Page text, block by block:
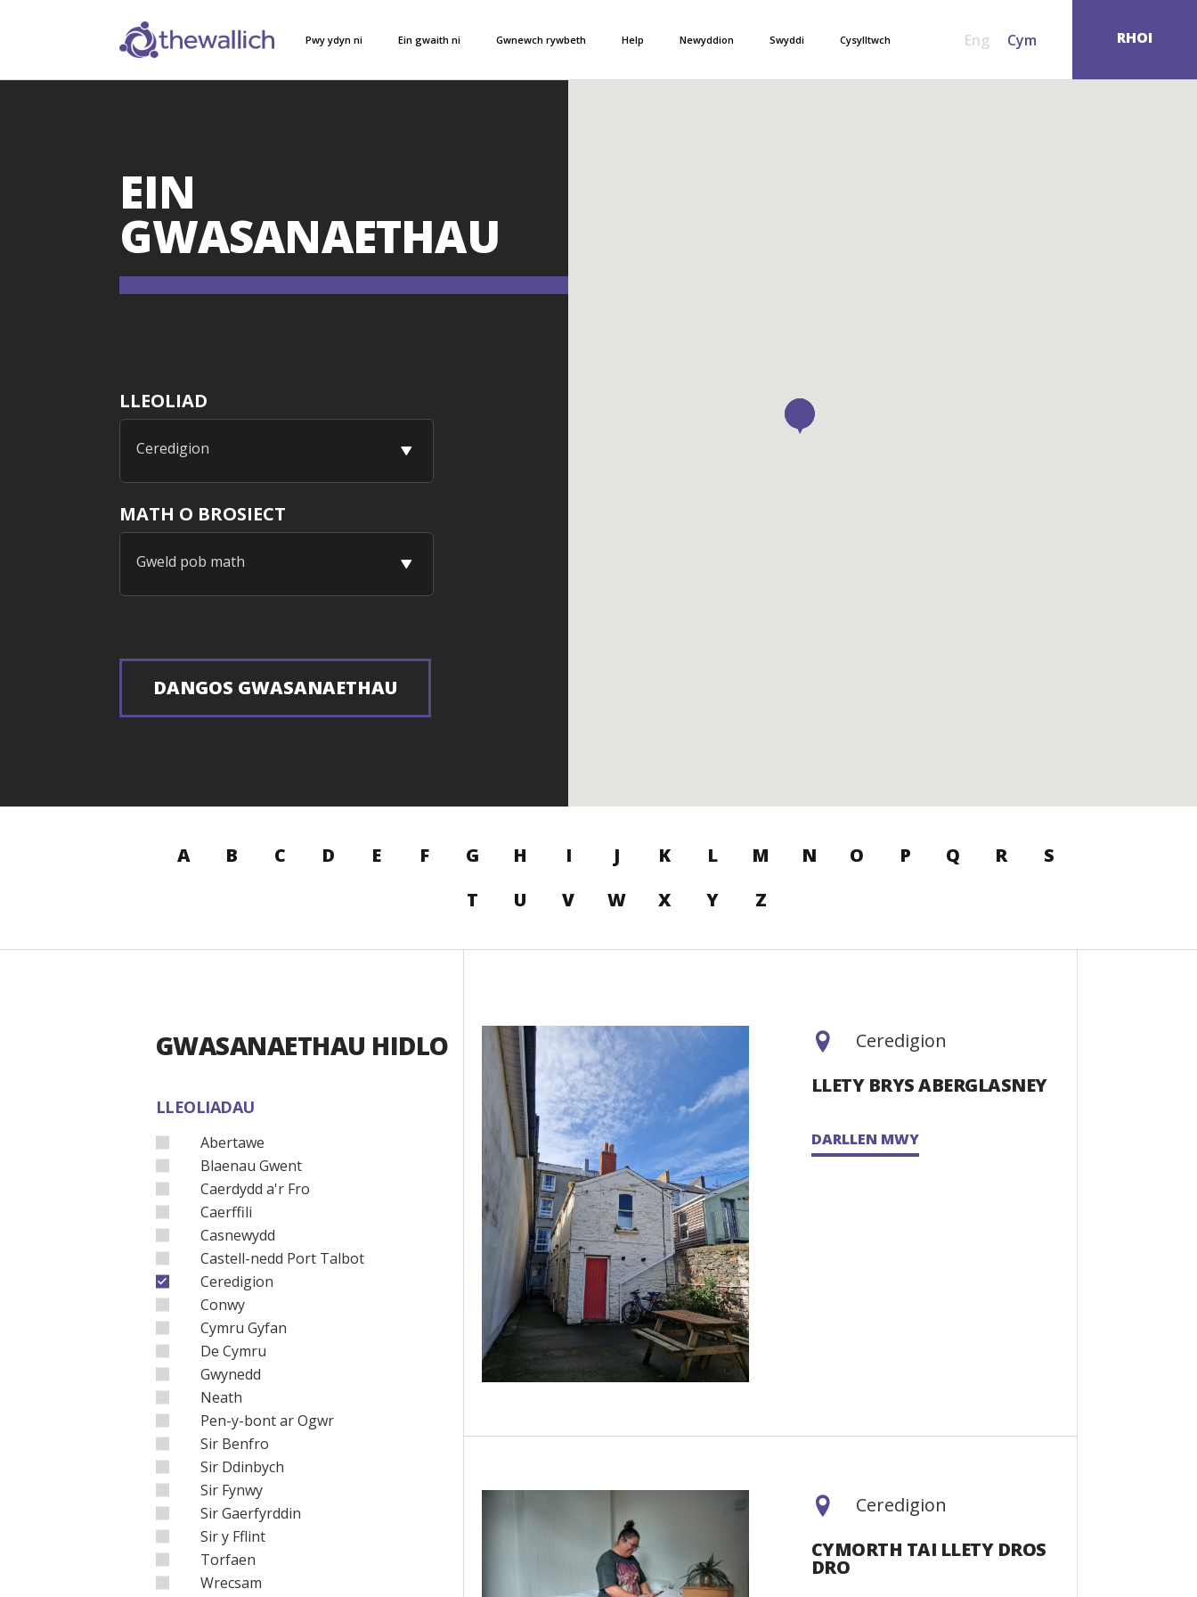
Pwy ydyn ni Ein gwaith ni Gwnewch rywbeth Help Newyddion Swyddi Cysylltwch Eng Cym RHOI
EIN
GWASANAETHAU
LLEOLIAD
Ceredigion
MATH O BROSIECT
Gweld pob math
DANGOS GWASANAETHAU
A B C D E F G H I J K L M N O P Q R
S
T
U V W X Y Z
GWASANAETHAU HIDLO
LLEOLIADAU
Abertawe
Blaenau Gwent
Caerdydd a'r Fro
Caerffili
Casnewydd
Castell-nedd Port Talbot
Ceredigion
Conwy
Cymru Gyfan
De Cymru
Gwynedd
Neath
Pen-y-bont ar Ogwr
Sir Benfro
Sir Ddinbych
Sir Fynwy
Sir Gaerfyrddin
Sir y Fflint
Torfaen
Wrecsam
Ceredigion
LLETY BRYS ABERGLASNEY
DARLLEN MWY
Ceredigion
CYMORTH TAI LLETY DROS
DRO